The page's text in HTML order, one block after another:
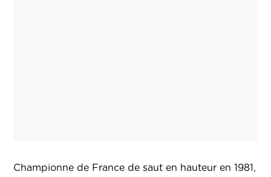
Championne de France de saut en hauteur en 1981,